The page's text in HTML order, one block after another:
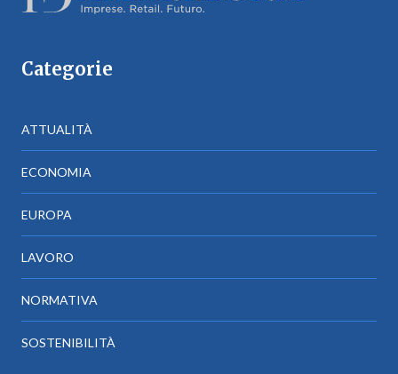
Categorie
ATTUALITÀ
ECONOMIA
EUROPA
LAVORO
NORMATIVA
SOSTENIBILITÀ